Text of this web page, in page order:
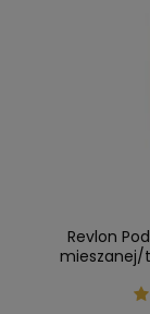
Revlon
mieszanej/